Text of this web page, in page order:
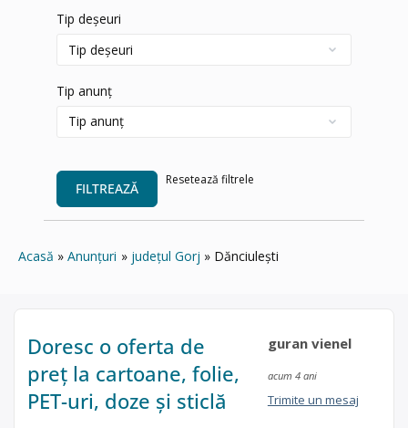
Tip deșeuri
Tip anunț
FILTREAZĂ
Resetează filtrele
Acasă Anunțuri județul Gorj Dănciuleşti
Doresc o oferta de
preț la cartoane, folie,
PET-uri, doze și sticlă
guran vienel
acum 4 ani
Trimite un mesaj